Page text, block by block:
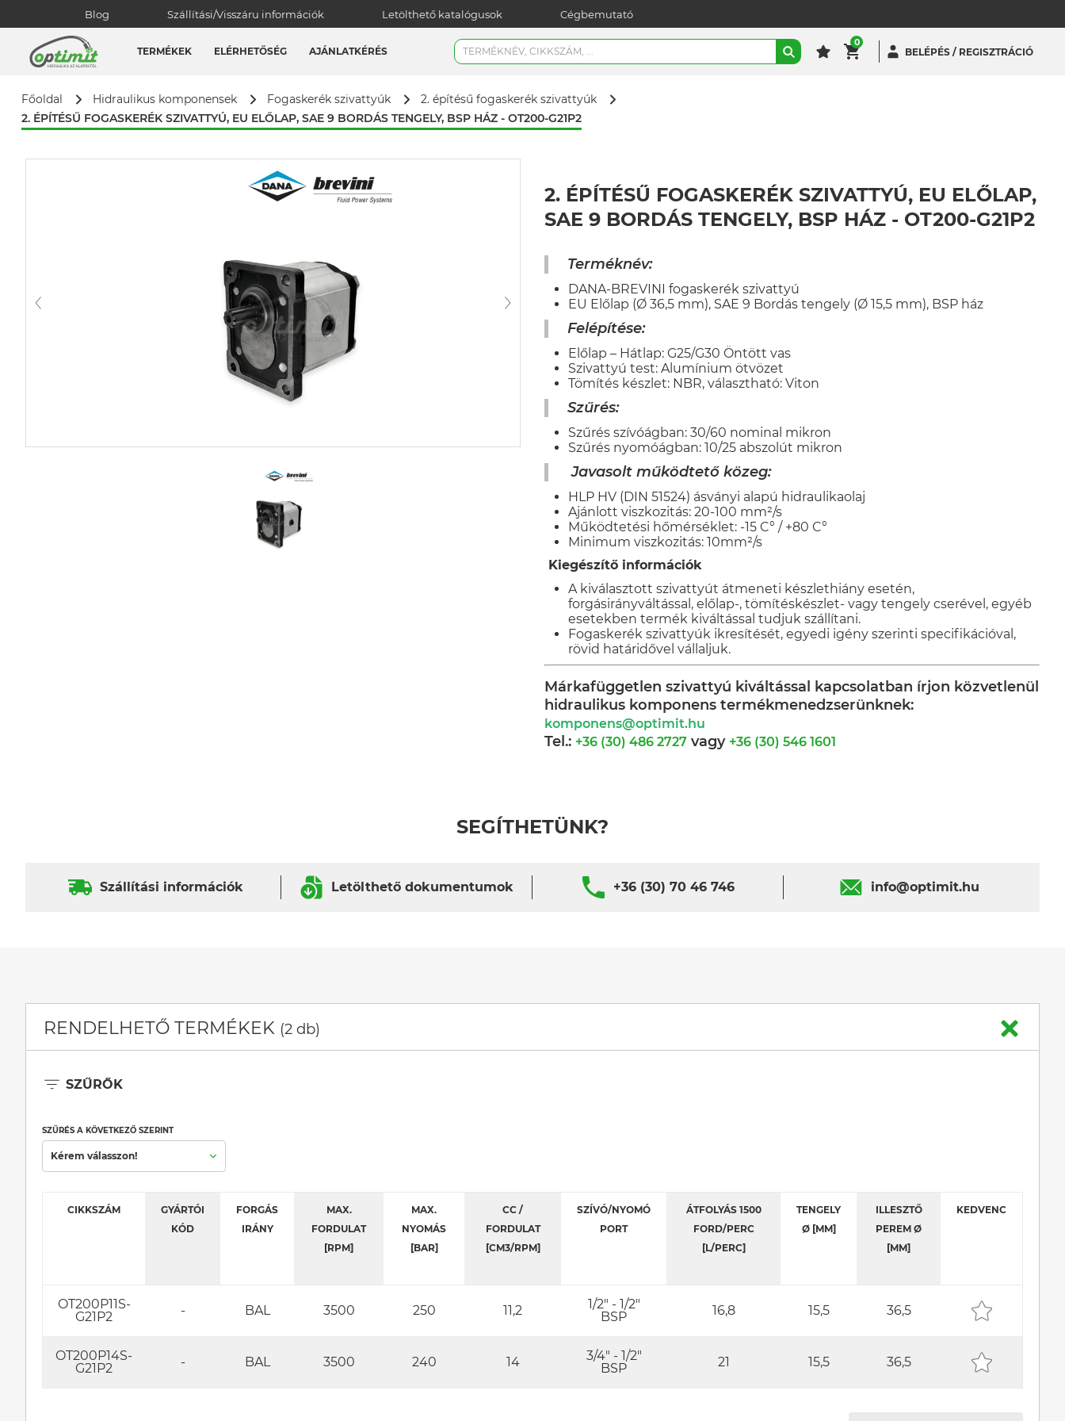
Blog Szállítási/Visszáru információk Letölthető katalógusok Cégbemutató
TERMÉKEK ELÉRHETŐSÉG AJÁNLATKÉRÉS
0
BELÉPÉS / REGISZTRÁCIÓ
Főoldal Hidraulikus komponensek Fogaskerék szivattyúk
2. építésű fogaskerék szivattyúk
2. ÉPÍTÉSŰ FOGASKERÉK SZIVATTYÚ, EU ELŐLAP, SAE 9 BORDÁS TENGELY, BSP HÁZ - OT200-G21P2
2. ÉPÍTÉSŰ FOGASKERÉK SZIVATTYÚ, EU ELŐLAP,
SAE 9 BORDÁS TENGELY, BSP HÁZ - OT200-G21P2
Terméknév:
DANA-BREVINI fogaskerék szivattyú
EU Előlap (Ø 36,5 mm), SAE 9 Bordás tengely (Ø 15,5 mm), BSP ház
Felépítése:
Előlap – Hátlap: G25/G30 Öntött vas
Szivattyú test: Alumínium ötvözet
Tömítés készlet: NBR, választható: Viton
Szűrés:
Szűrés szívóágban: 30/60 nominal mikron
Szűrés nyomóágban: 10/25 abszolút mikron
Javasolt működtető közeg:
HLP HV (DIN 51524) ásványi alapú hidraulikaolaj
Ajánlott viszkozitás: 20-100 mm²/s
Működtetési hőmérséklet: -15 C° / +80 C°
Minimum viszkozitás: 10mm²/s
Kiegészítő információk
A kiválasztott szivattyút átmeneti készlethiány esetén,
forgásirányváltással, előlap-, tömítéskészlet- vagy tengely cserével, egyéb
esetekben termék kiváltással tudjuk szállítani.
Fogaskerék szivattyúk ikresítését, egyedi igény szerinti specifikációval,
rövid határidővel vállaljuk.
Márkafüggetlen szivattyú kiváltással kapcsolatban írjon közvetlenül
hidraulikus komponens termékmenedzserünknek:
komponens@optimit.hu
Tel.: +36 (30) 486 2727 vagy +36 (30) 546 1601
SEGÍTHETÜNK?
Szállítási információk Letölthető dokumentumok +36 (30) 70 46 746 info@optimit.hu
RENDELHETŐ TERMÉKEK (2 db)
SZŰRŐK
SZŰRÉS A KÖVETKEZŐ SZERINT
Kérem válasszon!
CIKKSZÁM
GYÁRTÓI
KÓD
FORGÁS
IRÁNY
MAX.
FORDULAT
[RPM]
MAX.
NYOMÁS
[BAR]
CC /
FORDULAT
[CM3/RPM]
SZÍVÓ/NYOMÓ
PORT
ÁTFOLYÁS 1500
FORD/PERC
[L/PERC]
TENGELY
Ø [MM]
ILLESZTŐ
PEREM Ø
[MM]
KEDVENC
OT200P11S-
G21P2
- BAL 3500 250 11,2
1/2" - 1/2"
BSP
16,8 15,5 36,5
OT200P14S-
G21P2
- BAL 3500 240 14
3/4" - 1/2"
BSP
21 15,5 36,5